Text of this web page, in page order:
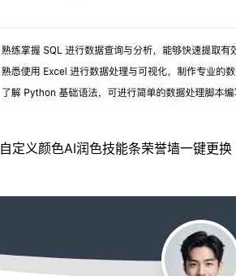
自定义颜色AI润色技能条荣誉墙一键更换